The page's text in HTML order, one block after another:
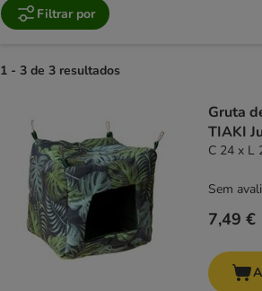
Filtrar por
1 - 3 de 3 resultados
Gruta
TIAKI
C 24 x L
7,49 €
Sem